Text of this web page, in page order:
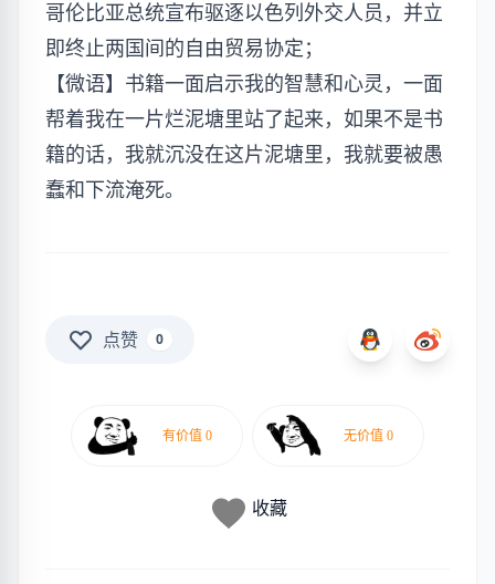
哥伦比亚总统宣布驱逐以色列外交人员，并立
即终止两国间的自由贸易协定；
【微语】书籍一面启示我的智慧和心灵，一面
帮着我在一片烂泥塘里站了起来，如果不是书
籍的话，我就沉没在这片泥塘里，我就要被愚
蠢和下流淹死。
点赞 0
收藏